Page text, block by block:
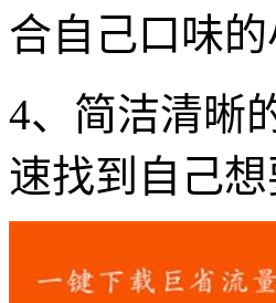
合自己口味
4、简洁清晰
速找到自己